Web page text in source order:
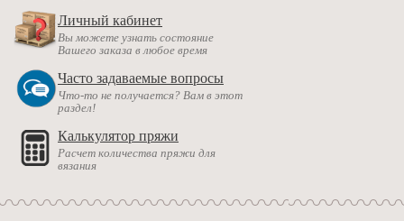
Личный кабинет
Вы можете узнать состояние
Вашего заказа в любое время
Часто задаваемые вопросы
Что-то не получается? Вам в этот
раздел!
Калькулятор пряжи
Расчет количества пряжи для
вязания